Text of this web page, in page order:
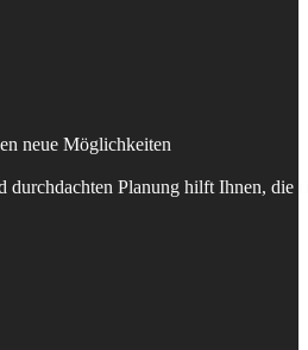
neue Möglichkeiten
durchdachten Planung hilft Ihnen, die